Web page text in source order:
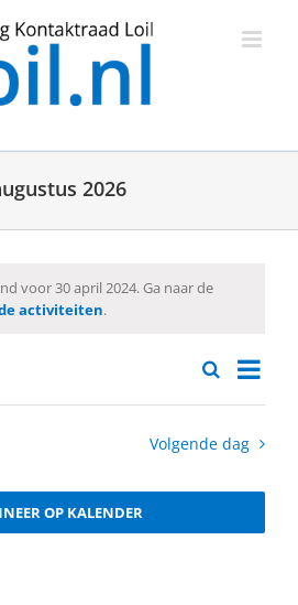
2026
voor 30 april 2024. Ga naar de
activiteiten.
en
navigatie
Zoeken
Dag
Volgende dag
OP KALENDER